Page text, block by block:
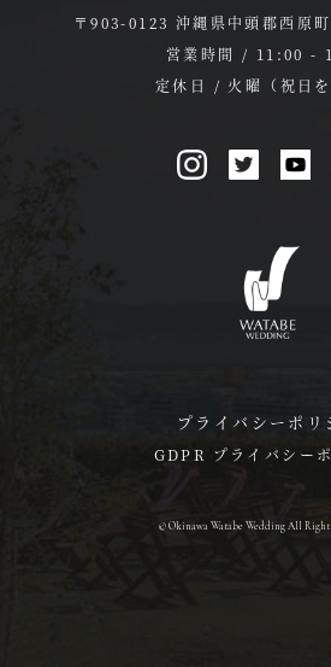
〒903-0123 沖縄県中頭郡西原
営業時間 / 11:00 -
定休日 / 火曜（祝日を
プライバシーポリ
GDPR プライバシー
© Okinawa Watabe Wedding All